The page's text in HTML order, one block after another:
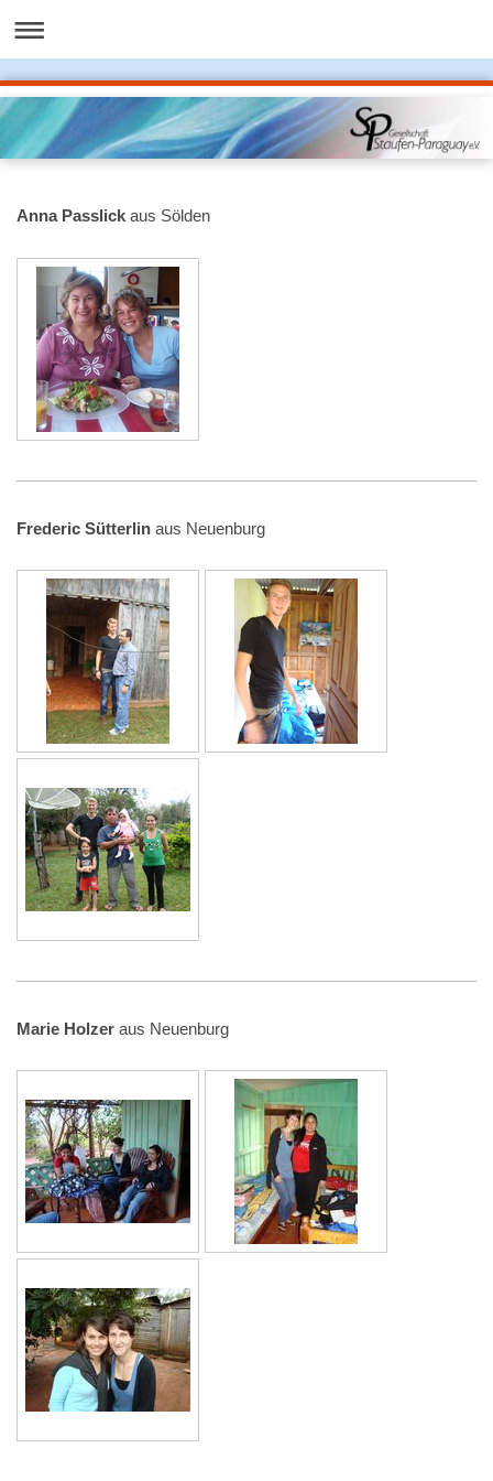
Anna Passlick aus Sölden
Frederic Sütterlin aus Neuenburg
Marie Holzer aus Neuenburg